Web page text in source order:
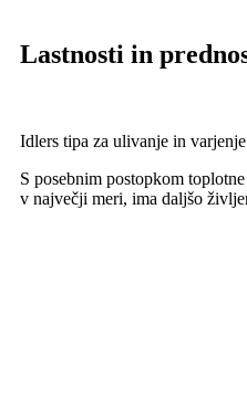
Lastnosti in
Idlers tipa za ulivanje in
S posebnim postopkom
v največji meri, ima daljšo